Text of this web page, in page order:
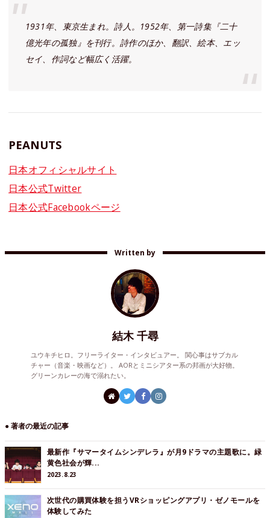
1931年、東京生まれ。詩人。1952年、第一詩集『二十
億光年の孤独』を刊行。詩作のほか、翻訳、絵本、エッ
セイ、作詞など幅広く活躍。
PEANUTS
日本オフィシャルサイト
日本公式Twitter
日本公式Facebookページ
Written by
結木 千尋
ユウキチヒロ。フリーライター・インタビュアー。 関心事はサブカル
チャー（音楽・映画など）。 AORとミニシアター系の邦画が大好物。
グリーンカレーの海で溺れたい。
● 著者の最近の記事
最新作『サマータイムシンデレラ』が月9ドラマの主題歌に。緑
黄色社会が輝...
2023.8.23
次世代の購買体験を担うVRショッピングアプリ・ゼノモールを
体験してみた